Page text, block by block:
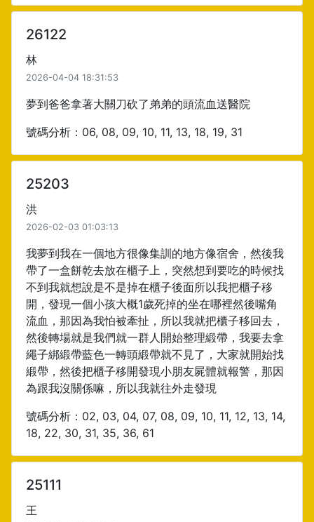
26122
林
2026-04-04 18:31:53
夢到爸爸拿著大關刀砍了弟弟的頭流血送醫院
號碼分析：06, 08, 09, 10, 11, 13, 18, 19, 31
25203
洪
2026-02-03 01:03:13
我夢到我在一個地方很像集訓的地方像宿舍，然後我
帶了一盒餅乾去放在櫃子上，突然想到要吃的時候找
不到我就想說是不是掉在櫃子後面所以我把櫃子移
開，發現一個小孩大概1歲死掉的坐在哪裡然後嘴角
流血，那因為我怕被牽扯，所以我就把櫃子移回去，
然後轉場就是我們就一群人開始整理緞帶，我要去拿
繩子綁緞帶藍色一轉頭緞帶就不見了，大家就開始找
緞帶，然後把櫃子移開發現小朋友屍體就報警，那因
為跟我沒關係嘛，所以我就往外走發現
號碼分析：02, 03, 04, 07, 08, 09, 10, 11, 12, 13, 14,
18, 22, 30, 31, 35, 36, 61
25111
王